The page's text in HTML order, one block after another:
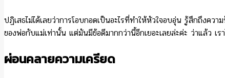
ปฏิเสธไม่ได้เลยว่าการโอบกอดเป็นอะไรที่ทำให้หัวใจอบอุ่น รู้สึกถึงค
ของพ่อกับแม่เท่านั้น แต่มันมีข้อดีมากกว่านี้อีกเยอะเลยล่ะค่ะ ว่าแล้ว เร
ผ่อนคลายความเครียด